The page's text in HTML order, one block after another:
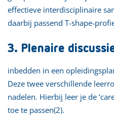
effectieve interdisciplinaire
daarbij passend T-shape-
3. Plenaire
inbedden in een
Deze twee verschillende
nadelen. Hierbij leer je de
toe te passen(2).